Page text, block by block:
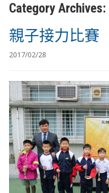
Category Archives:
親子接力比賽
2017/02/28